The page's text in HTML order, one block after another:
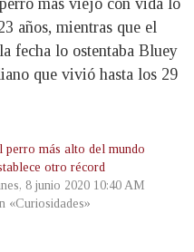
años, mientras que el
fecha lo ostentaba Bluey
que vivió hasta los 29
perro más alto del mundo
otro récord
8 junio 2020 10:40 AM
«Curiosidades»